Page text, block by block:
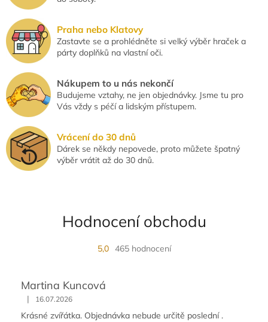
u
Praha nebo Klatovy
Zastavte se a prohlédněte si velký výběr hraček a
párty doplňků na vlastní oči.
Nákupem to u nás nekončí
Budujeme vztahy, ne jen objednávky. Jsme tu pro
Vás vždy s péčí a lidským přístupem.
Vrácení do 30 dnů
Dárek se někdy nepovede, proto můžete špatný
výběr vrátit až do 30 dnů.
Hodnocení obchodu
5,0 465 hodnocení
Martina Kuncová
| 16.07.2026
Krásné zvířátka. Objednávka nebude určitě poslední .